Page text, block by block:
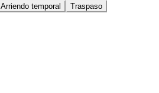
Arriendo temporal Traspaso